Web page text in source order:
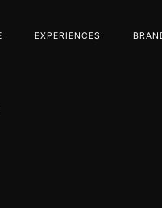
EXPERIENCES